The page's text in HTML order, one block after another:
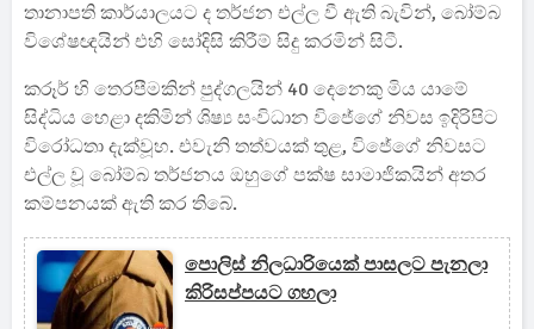
තානාපති කාර්යාලයට ද තර්ජන එල්ල වී ඇති බැවින්, බෝම්බ
විශේෂඥයින් එහි සෝදිසි කිරීම් සිදු කරමින් සිටී.
කරූර් හි තෙරපීමකින් පුද්ගලයින් 40 දෙනෙකු මිය යාමේ
සිද්ධිය හෙළා දකිමින් ශිෂ්‍ය සංවිධාන විජේගේ නිවස ඉදිරිපිට
විරෝධතා දැක්වූහ. එවැනි තත්වයක් තුළ, විජේගේ නිවසට
එල්ල වූ බෝම්බ තර්ජනය ඔහුගේ පක්ෂ සාමාජිකයින් අතර
කම්පනයක් ඇති කර තිබේ.
පොලිස් නිලධාරියෙක් පාසලට පැනලා
කිරිසප්පයට ගහලා